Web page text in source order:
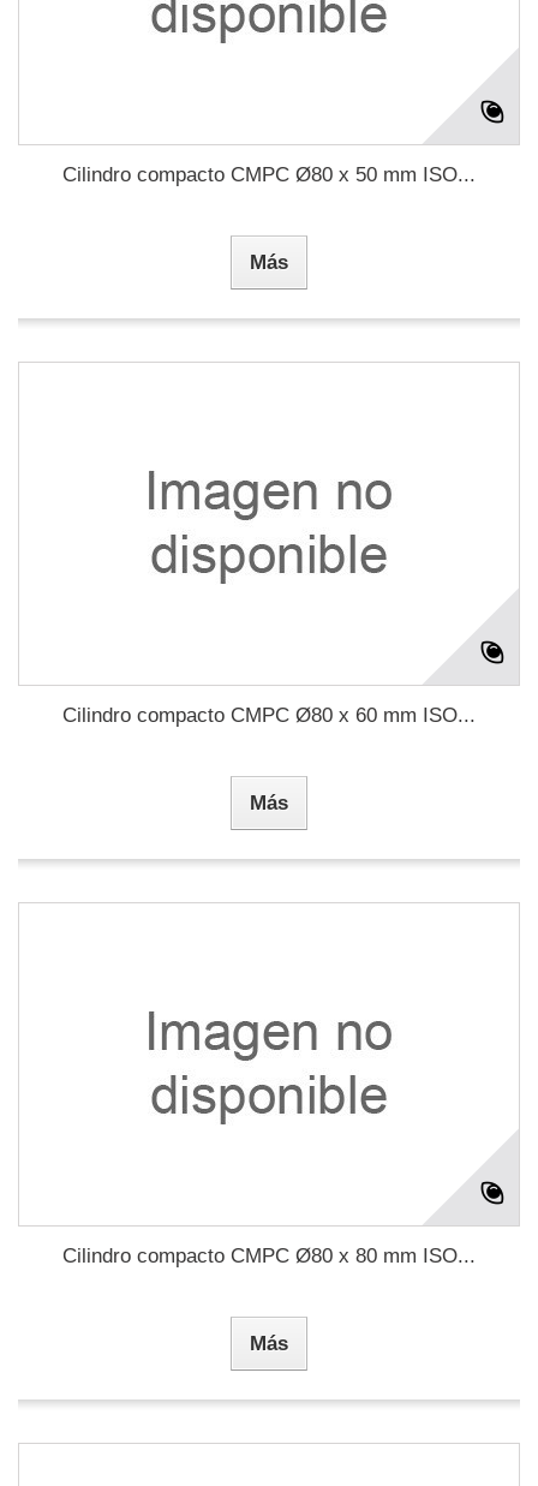
Cilindro compacto CMPC Ø80 x 50 mm ISO...
Más
Cilindro compacto CMPC Ø80 x 60 mm ISO...
Más
Cilindro compacto CMPC Ø80 x 80 mm ISO...
Más